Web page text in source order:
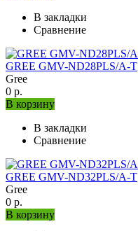
В закладки
Сравнение
GREE GMV-ND28PLS/A-T
Gree
0 р.
В корзину
В закладки
Сравнение
GREE GMV-ND32PLS/A-T
Gree
0 р.
В корзину